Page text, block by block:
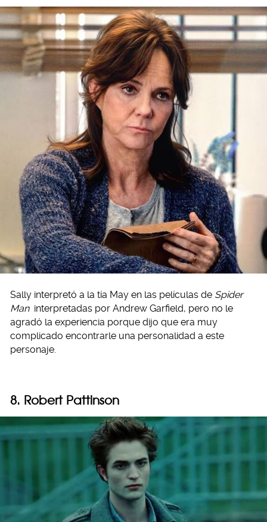
Sally interpretó a la tía May en las películas de Spider
Man interpretadas por Andrew Garfield, pero no le
agradó la experiencia porque dijo que era muy
complicado encontrarle una personalidad a este
personaje.
8. Robert Pattinson